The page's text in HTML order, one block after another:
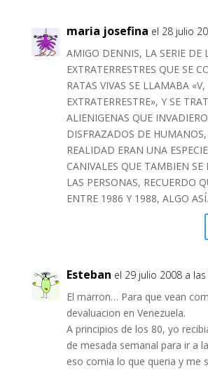
maria josefina el 28 julio
AMIGO DENNIS, LA SERIE DE
EXTRATERRESTRES QUE SE
RATAS VIVAS SE LLAMABA
EXTRATERRESTRE», Y SE
ALIENIGENAS QUE
DISFRAZADOS DE
REALIDAD ERAN UNA
CANIVALES QUE TAMBIEN SE
LAS PERSONAS, RECUERDO
ENTRE 1986 Y 1988, ALGO ASÍ.
Esteban el 29 julio 2008 a
El marron… Para que vean
devaluacion en Venezuela.
A principios de los 80, yo
de mesada semanal para ir a
eso comia lo que queria y me